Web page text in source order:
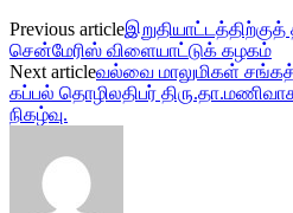
Previous article
சென்மேரிஸ் விளையாட்டுக் கழகம்
Next articleவல்வை மாலுமிகள்
கப்பல் தொழிலதிபர்
நிகழ்வு.